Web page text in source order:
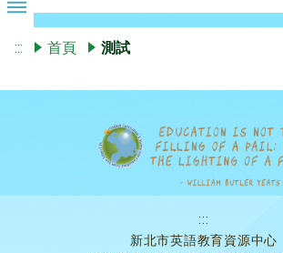
::: 首頁 測試
:::
新北市英語教育資源中心